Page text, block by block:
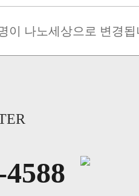
이 나노세상으로 변경됩
링캠프(쑥뜸수련회) 신
액젓(바다참맛) 20%할
20%할인 인산가